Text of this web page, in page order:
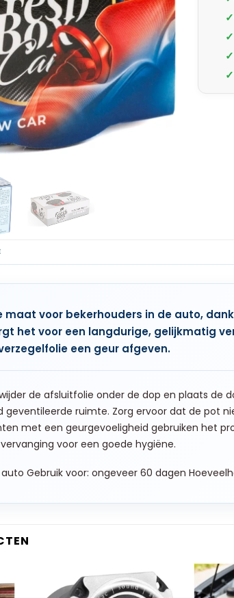
✓
✓
✓
✓
maat voor bekerhouders in de auto,
het voor een langdurige, gelijkmatig
een geur afgeven.
de afsluitfolie onder de dop en plaats de
geventileerde ruimte. Zorg ervoor dat de pot
met een geurgevoeligheid gebruiken het
voor een goede hygiëne.
Gebruik voor: ongeveer 60 dagen